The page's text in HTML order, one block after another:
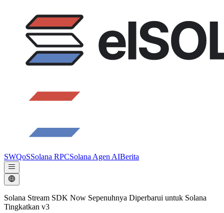
SWQoSSolana RPCSolana Agen AIBerita
Solana Stream SDK Now Sepenuhnya Diperbarui untuk Solana
Tingkatkan v3